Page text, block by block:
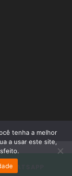
WHATSAPP
tenha a melhor
a usar este site,